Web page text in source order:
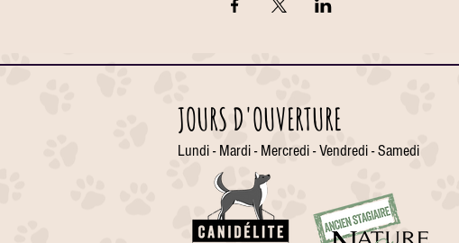
JOURS D'OUVERTURE
Lundi - Mardi - Mercredi - Vendredi - Samedi